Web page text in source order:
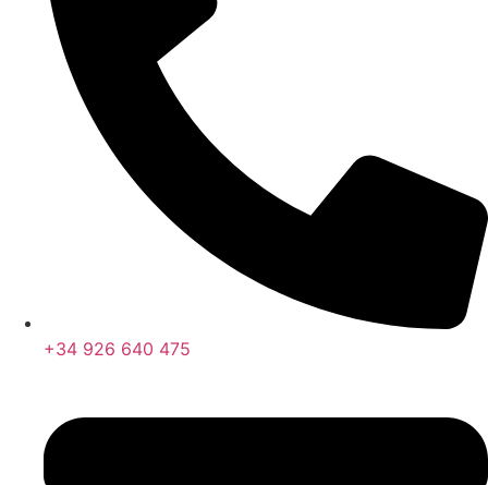
+34 926 640 475